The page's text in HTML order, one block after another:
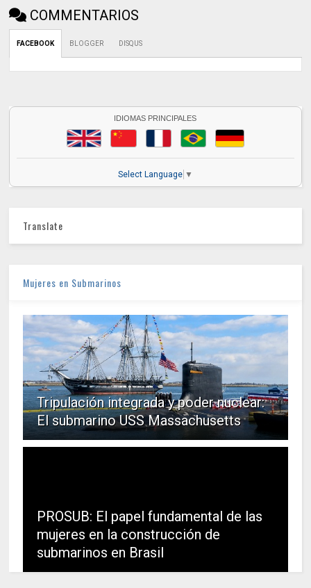
COMMENTARIOS
FACEBOOK BLOGGER DISQUS
IDIOMAS PRINCIPALES
Select Language ▼
Translate
Mujeres en Submarinos
Tripulación integrada y poder nuclear:
El submarino USS Massachusetts
PROSUB: El papel fundamental de las
mujeres en la construcción de
submarinos en Brasil